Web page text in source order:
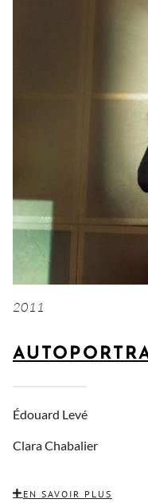
2011
Édouard Levé
Clara Chabalier
EN SAVOIR PLUS